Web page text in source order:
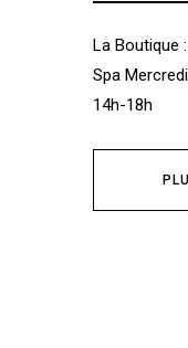
La Boutique
Spa
14h-18h